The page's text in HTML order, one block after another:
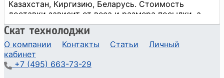
О компании Контакты Статьи
Личный
кабинет
+7 (495) 663-73-29